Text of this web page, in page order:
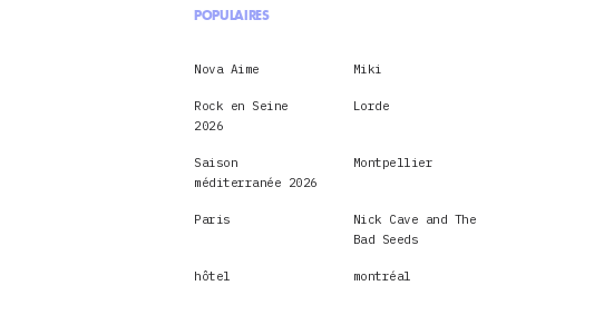
POPULAIRES
Nova Aime Miki
Rock en Seine
2026
Lorde
Saison
méditerranée 2026
Montpellier
Paris
Nick Cave and The
Bad Seeds
hôtel montréal